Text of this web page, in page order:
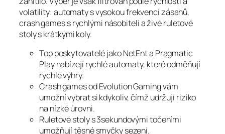
volatility: automaty s vysokou frekvencí zásahů,
crash games s rychlými násobiteli a živé ruletové
stoly s krátkými koly.
Top poskytovatelé jako NetEnt a Pragmatic
Play nabízejí rychlé automaty, které odměňují
rychlé výhry.
Crash games od Evolution Gaming vám
umožní vybrat si kdykoliv, čímž udržují riziko
na nízké úrovni.
Ruletové stoly s 3sekundovými točeními
umožňují těsné smyčky sezení.